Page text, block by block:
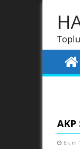
AKP
Ekim